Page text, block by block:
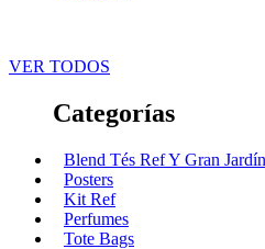
VER TODOS
Categorías
Blend Tés Ref Y Gran Jardín
Posters
Kit Ref
Perfumes
Tote Bags